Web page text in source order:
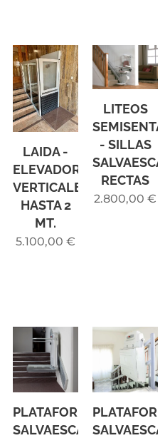
LAIDA -
ELEVADORES
VERTICALES
HASTA 2
MT.
5.100,00 €
LITEOS
- SILLAS
RECTAS
2.800,00 €
PLATAFORMA
SALVAESCALERAS